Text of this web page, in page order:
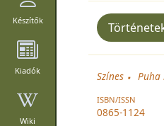
Készítők
Kiadók
Wiki
Színes Puha
ISBN/ISSN
0865-1124